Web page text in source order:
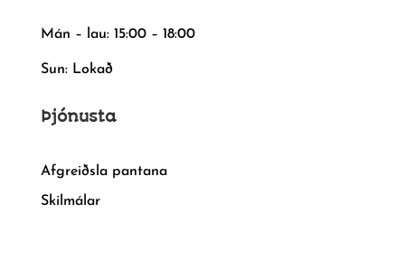
Mán – lau: 15:00 – 18:00
Sun: Lokað
Þjónusta
Afgreiðsla pantana
Skilmálar